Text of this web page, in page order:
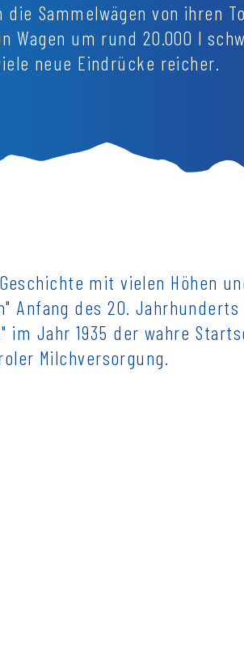
die Sammelwägen von ihren
Wagen um rund 20.000 l
neue Eindrücke reicher.
mit vielen Höhen
Anfang des 20. Jahrhunderts
im Jahr 1935 der wahre
Milchversorgung.